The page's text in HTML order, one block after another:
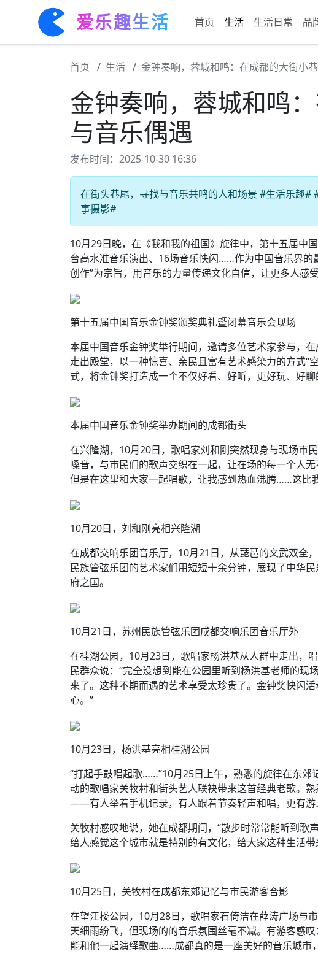
爱乐趣生活 首页 生活 生活日常 品
首页 生活 金钟奏响，蓉城和鸣：在成都的大街小
金钟奏响，蓉城和鸣
与音乐偶遇
发布时间：2025-10-30 16:36
在街头巷尾，寻找与音乐共鸣的人和场景 #生活乐趣
事摄影#
10月29日晚，在《我和我的祖国》旋律中，第十五届中
台高水准音乐演出、16场音乐快闪……作为中国音乐界的
创作”为宗旨，用音乐的力量传递文化自信，让更多人感
第十五届中国音乐金钟奖颁奖典礼暨闭幕音乐会现场
本届中国音乐金钟奖举行期间，邀请多位艺术家参与，
走出殿堂，以一种惊喜、亲民且富有艺术感染力的方式“
式，将金钟奖打造成一个不仅好看、好听，更好玩、好聊
本届中国音乐金钟奖举办期间的成都街头
在兴隆湖，10月20日，歌唱家刘和刚突然现身与现场市
嗓音，与市民们的歌声交织在一起，让在场的每一个人
但是在这里和大家一起唱歌，让我感到热血沸腾……这比
10月20日，刘和刚亮相兴隆湖
在成都交响乐团音乐厅，10月21日，从琵琶的文武双全
民族管弦乐团的艺术家们用短短十余分钟，展现了中华
府之国。
10月21日，苏州民族管弦乐团成都交响乐团音乐厅外
在桂湖公园，10月23日，歌唱家杨洪基从人群中走出，
民群众说：“完全没想到能在公园里听到杨洪基老师的现
来了。这种不期而遇的艺术享受太珍贵了。金钟奖快闪
心。”
10月23日，杨洪基亮相桂湖公园
“打起手鼓唱起歌……”10月25日上午，熟悉的旋律在东郊
动的歌唱家关牧村和街头艺人联袂带来这首经典老歌。
——有人举着手机记录，有人跟着节奏轻声和唱，更有游
关牧村感叹地说，她在成都期间，“散步时常常能听到歌
给人感觉这个城市就是特别的有文化，给大家这种生活
10月25日，关牧村在成都东郊记忆与市民游客合影
在望江楼公园，10月28日，歌唱家石倚洁在薛涛广场与
天细雨纷飞，但现场的的音乐氛围丝毫不减。有游客感
能和他一起演绎歌曲……成都真的是一座美好的音乐城市